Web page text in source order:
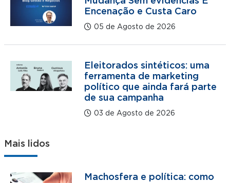
Encenação e Custa Caro
05 de Agosto de 2026
Eleitorados sintéticos: uma
ferramenta de marketing
político que ainda fará parte
de sua campanha
03 de Agosto de 2026
Mais lidos
Machosfera e política: como